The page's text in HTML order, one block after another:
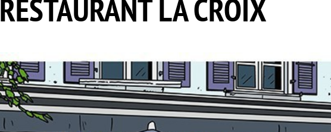
RESTAURANT LA CROIX